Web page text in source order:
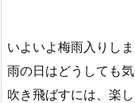
いよいよ梅雨入りしま
雨の日はどうしても
吹き飛ばすには、楽し